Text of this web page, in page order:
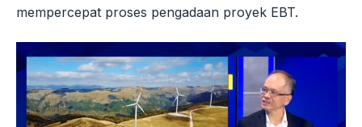
mempercepat proses pengadaan proyek EBT.